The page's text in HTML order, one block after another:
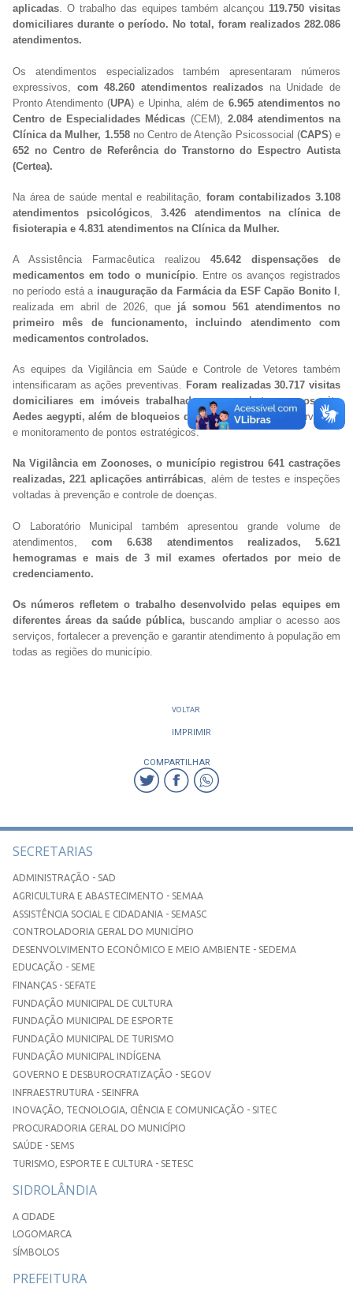
aplicadas. O trabalho das equipes também alcançou119.750 visitas
domiciliares durante o período. No total, foram realizados 282.086
atendimentos.
Os atendimentos especializados também apresentaram números
expressivos, com 48.260 atendimentos realizados na Unidade de
Pronto Atendimento (UPA) e Upinha, além de 6.965 atendimentos no
Centro de Especialidades Médicas (CEM), 2.084 atendimentos na
Clínica da Mulher, 1.558 no Centro de Atenção Psicossocial (CAPS) e
652 no Centro de Referência do Transtorno do Espectro Autista
(Certea).
Na área de saúde mental e reabilitação, foram contabilizados 3.108
atendimentos psicológicos ,3.426 atendimentos na clínica de
fisioterapia e 4.831 atendimentos na Clínica da Mulher.
A Assistência Farmacêutica realizou 45.642 dispensações de
medicamentos em todo o município. Entre os avanços registrados
no período está a inauguração da Farmácia da ESF Capão Bonito I
realizada em abril de 2026, que já somou 561 atendimentos no
primeiro mês de funcionamento, incluindo atendimento com
medicamentos controlados.
As equipes da Vigilância em Saúde e Controle de Vetores também
intensificaram as ações preventivas. Foram realizadas 30.717 visitas
domiciliares em imóveis trabalhados no combate ao mosquito
Aedes aegypti, além de bloqueios químicos, aplicação de larvicidas
e monitoramento de pontos estratégicos.
Na Vigilância em Zoonoses, o município registrou 641 castrações
realizadas, 221 aplicações antirrábicas, além de testes e inspeções
voltadas à prevenção e controle de doenças.
O Laboratório Municipal também apresentou grande volume de
atendimentos,
com 6.638 atendimentos realizados, 5.621
hemogramas e mais de 3 mil exames ofertados por meio de
credenciamento.
Os números refletem o trabalho desenvolvido pelas equipes em
diferentes áreas da saúde pública, buscando ampliar o acesso aos
serviços, fortalecer a prevenção e garantir atendimento à população em
todas as regiões do município.
VOLTAR
IMPRIMIR
COMPARTILHAR
SECRETARIAS
ADMINISTRAÇÃO - SAD
AGRICULTURA E ABASTECIMENTO - SEMAA
ASSISTÊNCIA SOCIAL E CIDADANIA - SEMASC
CONTROLADORIA GERAL DO MUNICÍPIO
DESENVOLVIMENTO ECONÔMICO E MEIO AMBIENTE - SEDEMA
EDUCAÇÃO - SEME
FINANÇAS - SEFATE
FUNDAÇÃO MUNICIPAL DE CULTURA
FUNDAÇÃO MUNICIPAL DE ESPORTE
FUNDAÇÃO MUNICIPAL DE TURISMO
FUNDAÇÃO MUNICIPAL INDÍGENA
GOVERNO E DESBUROCRATIZAÇÃO - SEGOV
INFRAESTRUTURA - SEINFRA
INOVAÇÃO, TECNOLOGIA, CIÊNCIA E COMUNICAÇÃO - SITEC
PROCURADORIA GERAL DO MUNICÍPIO
SAÚDE - SEMS
TURISMO, ESPORTE E CULTURA - SETESC
SIDROLÂNDIA
A CIDADE
LOGOMARCA
SÍMBOLOS
PREFEITURA